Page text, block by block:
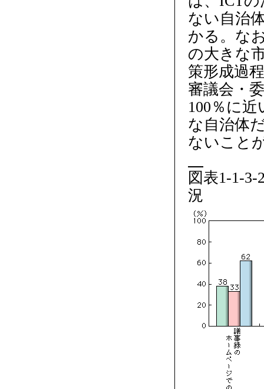
ない自治
かる。な
の大きな
策形成過
審議会・
100％に
な自治体
ないこと
図表1-1-
況